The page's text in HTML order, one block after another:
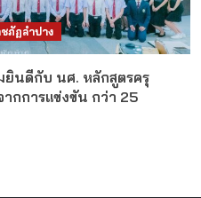
ภัฏลำปาง
ยินดีกับ นศ. หลักสูตรครุ
กการแข่งขัน กว่า 25